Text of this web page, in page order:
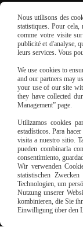
Nous utilisons des
statistiques. Pour cela,
comme votre visite
publicité et d'analyse,
leurs services. Vous
We use cookies to
and our partners may
your use of our site
they have collected
Management” page.
Utilizamos cookies
estadísticos. Para
visita a nuestro sitio.
pueden combinarla
consentimiento,
Wir verwenden
statistischen
Technologien, um
Nutzung unserer
kombinieren, die Sie
Einwilligung über den